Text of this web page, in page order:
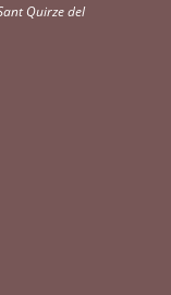
Quirze del